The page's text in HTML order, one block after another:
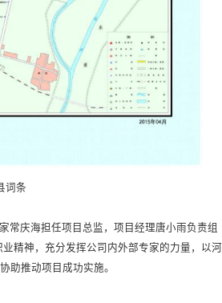
词条
常庆海担任项目总监，项目经理唐小雨负责组
精神，充分发挥公司内外部专家的力量，以河
助推动项目成功实施。